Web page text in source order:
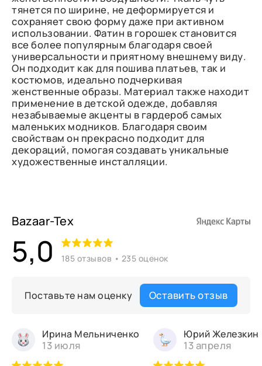
тянется по ширине, не деформируется и
сохраняет свою форму даже при активном
использовании. Фатин в горошек становится
все более популярным благодаря своей
универсальности и приятному внешнему виду.
Он подходит как для пошива платьев, так и
костюмов, идеально подчеркивая
женственные образы. Материал также находит
применение в детской одежде, добавляя
незабываемые акценты в гардероб самых
маленьких модников. Благодаря своим
свойствам он прекрасно подходит для
декораций, помогая создавать уникальные
художественные инсталляции.
Bazaar-Tex
5,0 185 отзывов • 235 оценок
Поставьте нам оценку Оставить отзыв
Ирина Мельниченко
13 июля
Юрий Железкин
13 апреля